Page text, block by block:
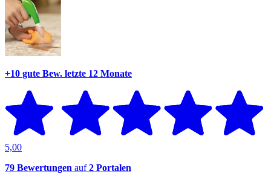
+10 gute Bew. letzte 12 Monate
5,00
79 Bewertungen auf2 Portalen